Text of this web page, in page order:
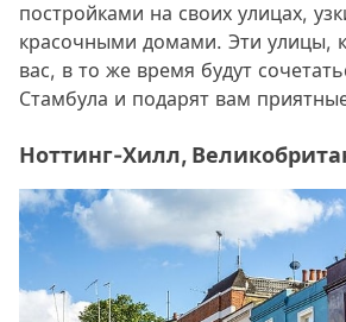
постройками на своих улицах,
красочными домами. Эти улицы,
вас, в то же время будут
Стамбула и подарят вам
Ноттинг-Хилл,